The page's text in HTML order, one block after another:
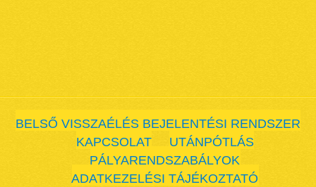
BELSŐ VISSZAÉLÉS BEJELENTÉSI RENDSZER
KAPCSOLAT
UTÁNPÓTLÁS
PÁLYARENDSZABÁLYOK
ADATKEZELÉSI TÁJÉKOZTATÓ